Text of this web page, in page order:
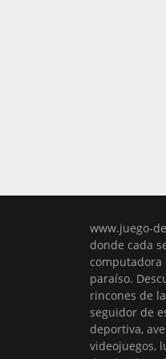
www.juego-
donde cada
computadora
paraíso.
rincones de
seguidor de
deportiva,
videojuegos,